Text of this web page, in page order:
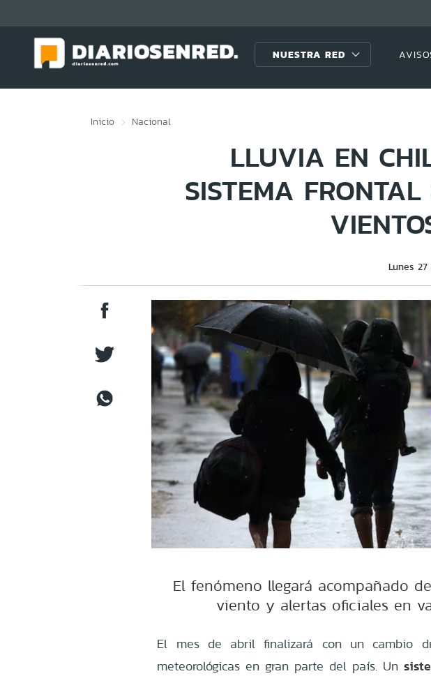
NUESTRA RED
Inicio Nacional
LLUVIA EN
SISTEMA
Lunes
El fenómeno llegará acompañado
viento y alertas oficiales en
El mes de abril finalizará con un cambio
meteorológicas en gran parte del país. Un